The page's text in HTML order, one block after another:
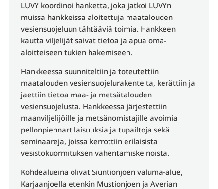
LUVY koordinoi hanketta, joka jatkoi LUVYn
muissa hankkeissa aloitettuja maatalouden
vesiensuojeluun tähtääviä toimia. Hankkeen
kautta viljelijät saivat tietoa ja apua oma-
aloitteiseen tukien hakemiseen.
Hankkeessa suunniteltiin ja toteutettiin
maatalouden vesiensuojelurakenteita, kerättiin ja
jaettiin tietoa maa- ja metsätalouden
vesiensuojelusta. Hankkeessa järjestettiin
maanviljelijöille ja metsänomistajille avoimia
pellonpiennartilaisuuksia ja tupailtoja sekä
seminaareja, joissa kerrottiin erilaisista
vesistökuormituksen vähentämiskeinoista.
Kohdealueina olivat Siuntionjoen valuma-alue,
Karjaanjoella etenkin Mustionjoen ja Averian